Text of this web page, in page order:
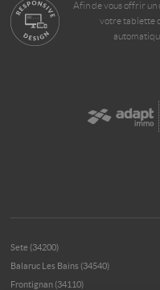
Afin de vous offrir un
votre tablette
Sete (34200)
Balaruc Les Bains (34540)
Frontignan (34110)